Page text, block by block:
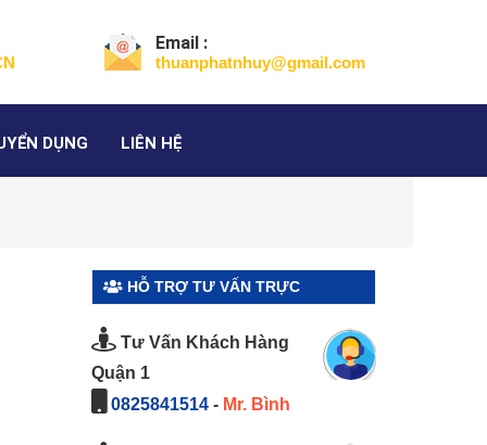
Email :
thuanphatnhuy@gmail.com
DỤNG LIÊN HỆ
HỖ TRỢ TƯ VẤN TRỰC
Tư Vấn Khách Hàng
Quận 1
0825841514- Mr. Bình